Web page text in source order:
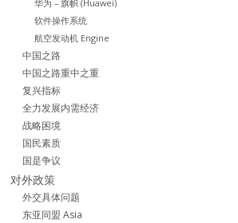
华为 – 旗帜 (Huawei)
软件操作系统
航空发动机 Engine
中国之路
中国之路重中之重
复兴指标
全力发展内需经济
战略困境
国民素质
国是争议
对外政策
外交具体问题
东亚同盟 Asia